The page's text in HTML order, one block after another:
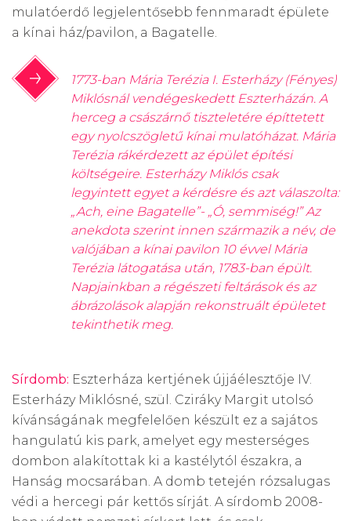
mulatóerdő legjelentősebb fennmaradt épülete
a kínai ház/pavilon, a Bagatelle.
1773-ban Mária Terézia I. Esterházy (Fényes)
Miklósnál vendégeskedett Eszterházán. A
herceg a császárnő tiszteletére építtetett
egy nyolcszögletű kínai mulatóházat. Mária
Terézia rákérdezett az épület építési
költségeire. Esterházy Miklós csak
legyintett egyet a kérdésre és azt válaszolta:
„Ach, eine Bagatelle”- „Ó, semmiség!” Az
anekdota szerint innen származik a név, de
valójában a kínai pavilon 10 évvel Mária
Terézia látogatása után, 1783-ban épült.
Napjainkban a régészeti feltárások és az
ábrázolások alapján rekonstruált épületet
tekinthetik meg.
Sírdomb: Eszterháza kertjének újjáélesztője IV.
Esterházy Miklósné, szül. Cziráky Margit utolsó
kívánságának megfelelően készült ez a sajátos
hangulatú kis park, amelyet egy mesterséges
dombon alakítottak ki a kastélytól északra, a
Hanság mocsarában. A domb tetején rózsalugas
védi a hercegi pár kettős sírját. A sírdomb 2008-